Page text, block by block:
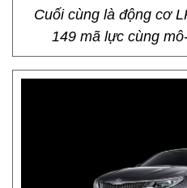
Cuối cùng là động cơ
149 mã lực cùng